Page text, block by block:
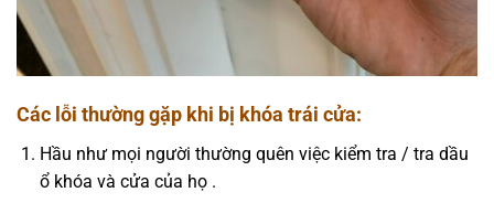
Các lỗi thường gặp khi bị khóa trái cửa:
Hầu như mọi người thường quên việc kiểm tra / tra dầu
ổ khóa và cửa của họ .